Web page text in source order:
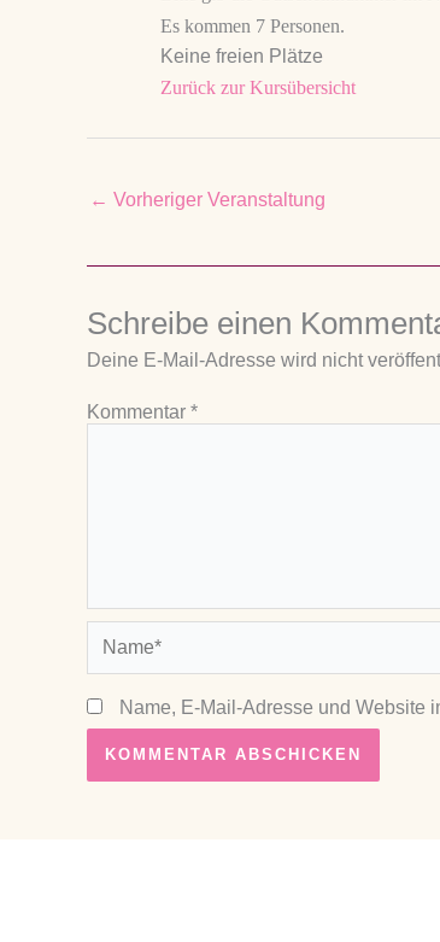
Es kommen 7 Personen.
Keine freien Plätze
Zurück zur Kursübersicht
← Vorheriger Veranstaltung
Schreibe einen
Deine E-Mail-Adresse wird nicht
Kommentar *
Name, E-Mail-Adresse und Website